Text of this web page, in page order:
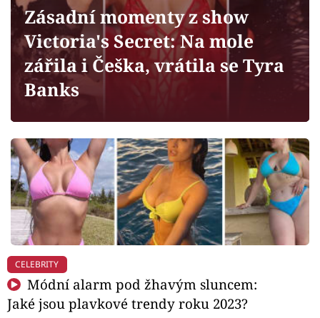
Sledujte prima+
Filmový festival Karlovy Vary
Mámy sobě
Přihlášení
Sledujte nás
Zásadní momenty z show
Victoria's Secret: Na mole
zářila i Češka, vrátila se Tyra
Banks
CELEBRITY
Módní alarm pod žhavým sluncem:
Jaké jsou plavkové trendy roku 2023?